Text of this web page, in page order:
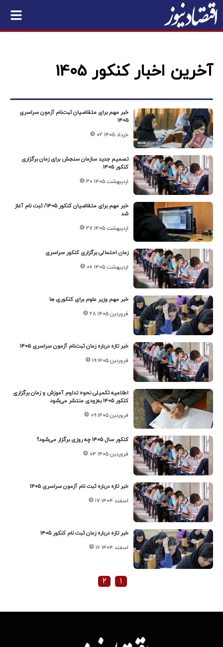
آخرین اخبار کنکور 1405
خبر مهم برای متقاضیان ثبت‌نام آزمون سراسری
۱۴۰۵
۰۲ خرداد ۱۴۰۵
تصمیم جدید سازمان سنجش برای زمان برگزاری
کنکور ۱۴۰۵
۳۰ اردیبهشت ۱۴۰۵
خبر مهم برای متقاضیان کنکور ۱۴۰۵/ ثبت نام آغاز
شد
۲۷ اردیبهشت ۱۴۰۵
زمان احتمالی برگزاری کنکور سراسری
۰۶ اردیبهشت ۱۴۰۵
خبر مهم وزیر علوم برای کنکوری ها
۲۸ فروردین ۱۴۰۵
خبر تازه درباره زمان ثبت‌نام آزمون سراسری ۱۴۰۵
۱۹ فروردین ۱۴۰۵
اطلاعیه تکمیلی نحوه تداوم آموزش و زمان برگزاری
کنکور ۱۴۰۵ به‌زودی منتشر می‌شود
۰۹ فروردین ۱۴۰۵
کنکور سال ۱۴۰۵ چه روزی برگزار می‌شود؟
۰۴ فروردین ۱۴۰۵
خبر تازه درباره ثبت نام آزمون سراسری ۱۴۰۵
۱۷ اسفند ۱۴۰۴
خبر تازه درباره زمان ثبت نام کنکور ۱۴۰۵
۱۶ اسفند ۱۴۰۴
۱ ۲